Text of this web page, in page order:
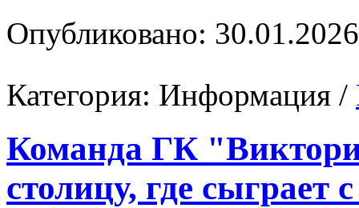
Опубликовано:
Категория: Информация /
Команда ГК
столицу, где